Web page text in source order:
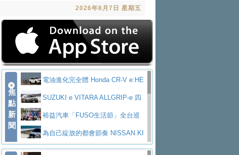
2026年8月7日 星期五
焦
點
新
聞
電油進化完全體 Honda CR-V e:HE
V PrestigeSUZUKI e VITARA ALLGRIP-e 四
驅精神的純電新詮釋
裕益汽車「FUSO生活節」全台巡
迴 結合生活體驗、交通安全與購車優惠
為自己綻放的都會節奏 NISSAN KI
CKS SAKURA為品味獨具層峰買家打造的頂級座